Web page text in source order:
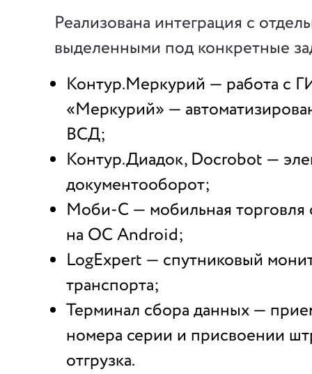
Реализована интеграция с
выделенными под конкретные
Контур.Меркурий — работа с
«Меркурий» —
ВСД;
Контур.Диадок, Docrobot —
документооборот;
Моби-С — мобильная торговля
на ОС Android;
LogExpert — спутниковый
транспорта;
Терминал сбора данных —
номера серии и присвоении
отгрузка.